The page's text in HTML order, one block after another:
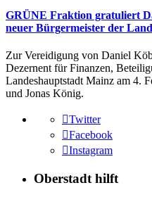
GRÜNE Fraktion gratuliert
neuer Bürgermeister der
Zur Vereidigung von Daniel
Dezernent für Finanzen,
Landeshauptstadt Mainz am 4.
und Jonas König.
Twitter
Facebook
Instagram
Oberstadt hilft